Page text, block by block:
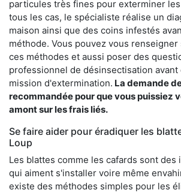
particules très fines pour exterminer les
tous les cas, le spécialiste réalise un
maison ainsi que des coins infestés
méthode. Vous pouvez vous renseigner
ces méthodes et aussi poser des
professionnel de désinsectisation
mission d'extermination. La demande
recommandée pour que vous puissiez
amont sur les frais liés.
Se faire aider pour éradiquer les
Loup
Les blattes comme les cafards sont des
qui aiment s'installer voire même
existe des méthodes simples pour les